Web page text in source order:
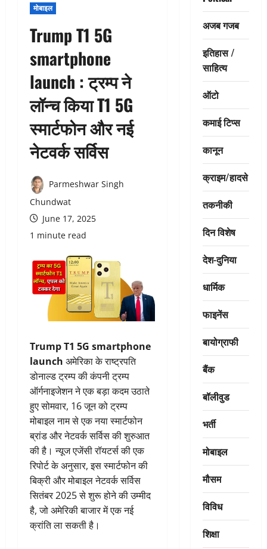
मोबाइल
Trump T1 5G
smartphone
launch : ट्रम्प ने
लॉन्च किया T1 5G
स्मार्टफोन और नई
नेटवर्क सर्विस
Parmeshwar Singh
Chundwat
June 17, 2025
1 minute read
Trump T1 5G smartphone
launch अमेरिका के राष्ट्रपति
डोनाल्ड ट्रम्प की कंपनी ट्रम्प
ऑर्गनाइजेशन ने एक बड़ा कदम उठाते
हुए सोमवार, 16 जून को ट्रम्प
मोबाइल नाम से एक नया स्मार्टफोन
ब्रांड और नेटवर्क सर्विस की शुरुआत
की है। न्यूज एजेंसी रॉयटर्स की एक
रिपोर्ट के अनुसार, इस स्मार्टफोन की
बिक्री और मोबाइल नेटवर्क सर्विस
सितंबर 2025 से शुरू होने की उम्मीद
है, जो अमेरिकी बाजार में एक नई
क्रांति ला सकती है।
अजब गजब
इतिहास /
साहित्य
ऑटो
कमाई टिप्स
कानून
क्राइम/हादसे
तकनीकी
दिन विशेष
देश-दुनिया
धार्मिक
फाइनेंस
बायोग्राफी
बैंक
बॉलीवुड
भर्ती
मोबाइल
मौसम
विविध
शिक्षा